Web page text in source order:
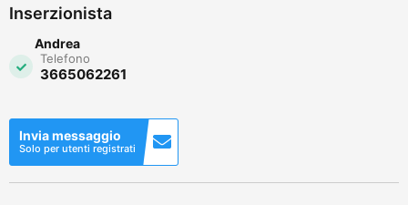
Inserzionista
Andrea
Telefono
3665062261
Invia messaggio
Solo per utenti registrati